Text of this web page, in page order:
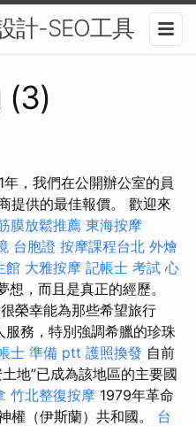
計-SEO工具
(3)
，我們在公開辦公室的員
提供的最佳報價。 歡迎來
膜放鬆推薦 東海按摩
台胞證 按摩課程台北 外燴
館 大雅按摩 記帳士 考試 心
，而且是真正的經歷。
榮幸能為那些希望旅行
務，特別強調希臘的珍珠
士 準備 ptt 護照換發 自前
地”已成為該地區的主要國
竹北整復按摩 1979年革命
權（伊斯蘭）共和國。 台